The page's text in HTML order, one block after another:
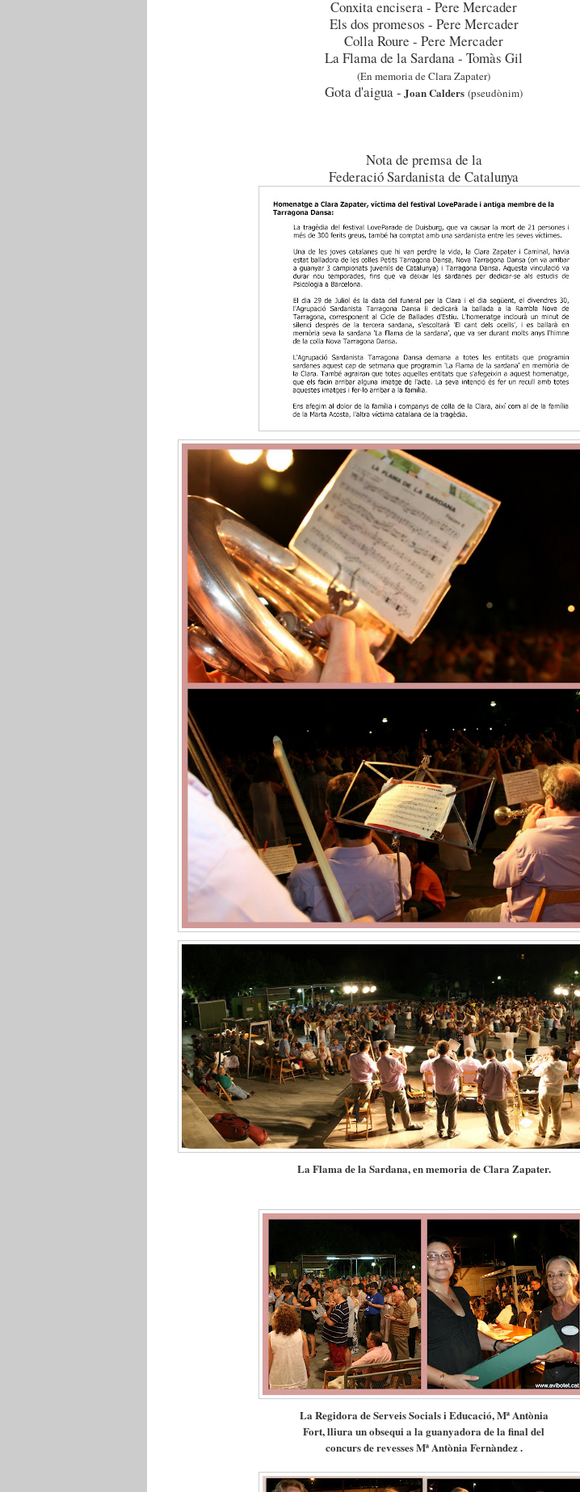
Conxita encisera - Pere Mercader
Els dos promesos - Pere Mercader
Colla Roure - Pere Mercader
La Flama de la Sardana - Tomàs Gil
(En memoria de Clara Zapater)
Gota d'aigua - Joan Calders (pseudònim)
Nota de premsa de la
Federació Sardanista de Catalunya
La Flama de la Sardana, en memoria de Clara Zapater.
La Regidora de Serveis Socials i Educació, Mª Antònia
Fort, lliura un obsequi a la guanyadora de la final del
concurs de revessesMª Antònia Fernàndez.